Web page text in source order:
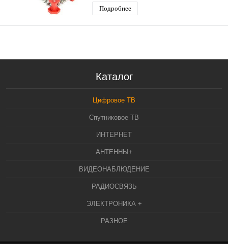
Подробнее
Каталог
Цифровое ТВ
Спутниковое ТВ
ИНТЕРНЕТ
АНТЕННЫ+
ВИДЕОНАБЛЮДЕНИЕ
РАДИОСВЯЗЬ
ЭЛЕКТРОНИКА +
РАЗНОЕ